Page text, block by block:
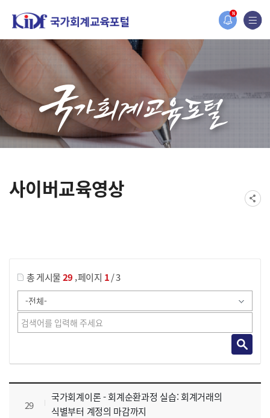
N
홈페이지가 새롭게 개편되었습니다.
한국조세재정연구원홈페이지가 새롭게 개설되었습니다.
사이버교육영상
총 게시물29 ,페이지 1/ 3
사이버교육영상 목록 으로 번호, 제목, 작성자, 조회수, 등록 일, 첨부파일로 나열 되고 있습니다.
29
국가회계이론 - 회계순환과정 실습: 회계거래의
식별부터 계정의 마감까지